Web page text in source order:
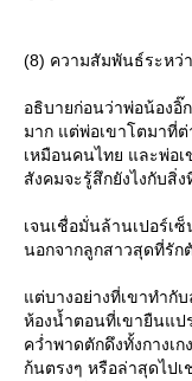
(8) ความสัมพันธ์ระหว่
อธิบายก่อนว่าพ่อน้องอิ๊
มาก แต่พ่อเขาโตมาที่
เหมือนคนไทย และพ่อ
สังคมจะรู้สึกยังไงกับสิ่
เจนเชื่อมั่นล้านเปอร์เ
นอกจากลูกสาวสุดที่รัก
ต่บางอย่างที่เขาทำกับ
ห้องน้ำตอนที่เขายืนแป
คว่ำพาดตักดึงทั้งกางเ
ก้นตรงๆ หรือล่าสุดไป